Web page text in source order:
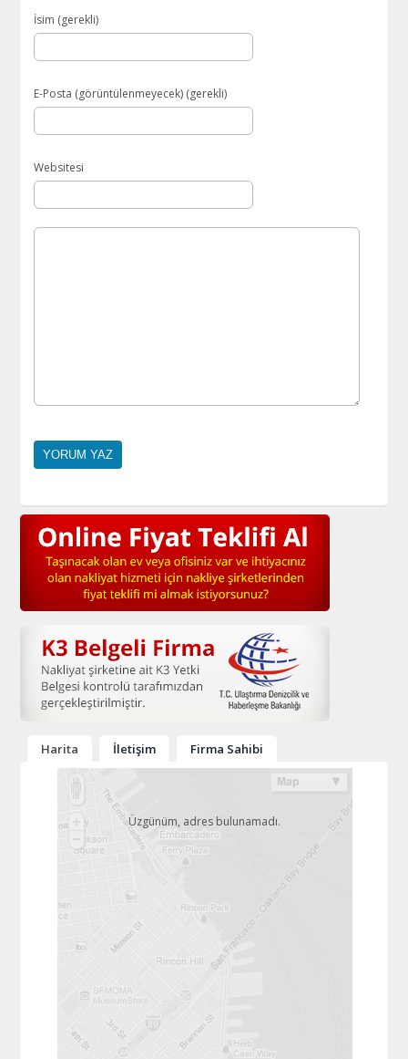
İsim (gerekli)
E-Posta (görüntülenmeyecek) (gerekli)
Websitesi
Harita İletişim Firma Sahibi
Üzgünüm, adres bulunamadı.